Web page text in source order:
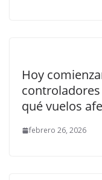
Hoy
qué vuelos
febrero 26, 2026